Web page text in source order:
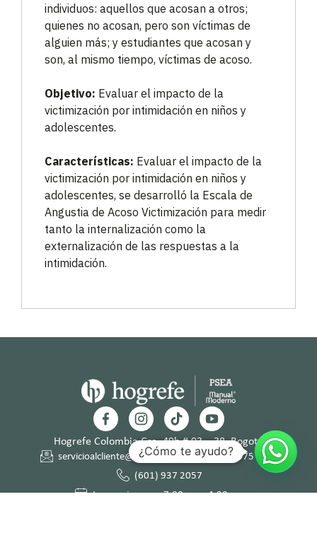
individuos: aquellos que acosan a otros;
quienes no acosan, pero son víctimas de
alguien más; y estudiantes que acosan y
son, al mismo tiempo, víctimas de acoso.
Objetivo: Evaluar el impacto de la
victimización por intimidación en niños y
adolescentes.
Características: Evaluar el impacto de la
victimización por intimidación en niños y
adolescentes, se desarrolló la Escala de
Angustia de Acoso Victimización para medir
tanto la internalización como la
externalización de las respuestas a la
intimidación.
Hogrefe Colombia Cra. 49b # 93 – 38, Bogotá
servicioalcliente@hogrefe.co
+57 321 475 8010
(601) 937 2057
Lunes a jueves – 7:00 am a 4:30 pm
¿Cómo te ayudo?